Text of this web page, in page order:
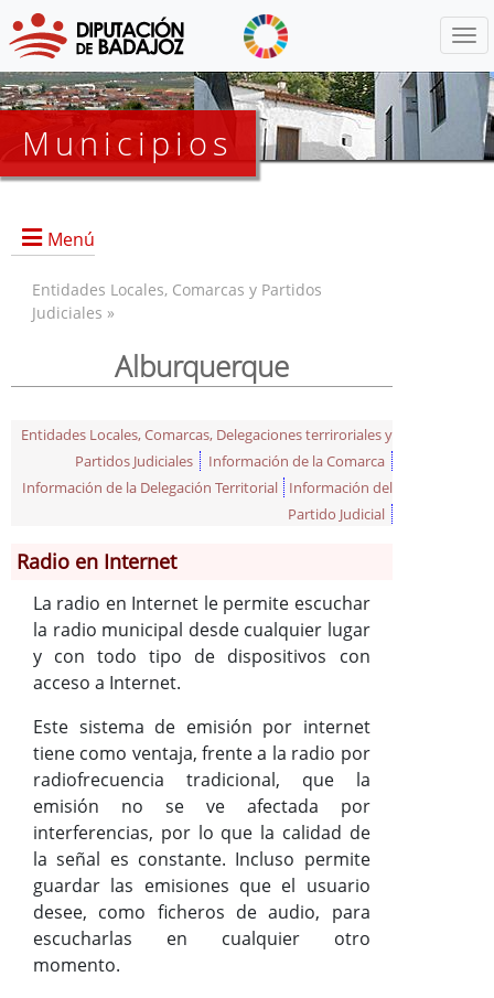
Municipios
Menú
Información General
Historia
Monumentos
Gastronomía
Fiestas
Turismo
Población
Corporación
Correo-e gratis
Radio en Internet
Entidades Locales, Comarcas y Partidos
Judiciales »
Alburquerque
Entidades Locales, Comarcas, Delegaciones terriroriales y
Partidos Judiciales
Información de la Comarca
Información de la Delegación Territorial
Información del
Partido Judicial
Radio en Internet
La radio en Internet le permite escuchar
la radio municipal desde cualquier lugar
y con todo tipo de dispositivos con
acceso a Internet.
Este sistema de emisión por internet
tiene como ventaja, frente a la radio por
radiofrecuencia tradicional, que la
emisión no se ve afectada por
interferencias, por lo que la calidad de
la señal es constante. Incluso permite
guardar las emisiones que el usuario
desee, como ficheros de audio, para
escucharlas en cualquier otro
momento.